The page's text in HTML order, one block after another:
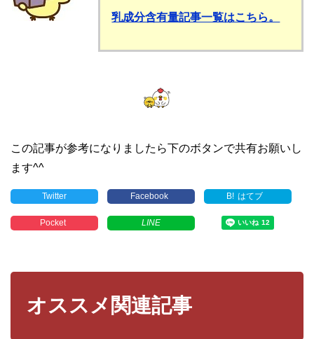
乳成分含有量記事一覧はこちら。
この記事が参考になりましたら下のボタンで共有お願いし
ます^^
Twitter Facebook B! はてブ
Pocket LINE
オススメ関連記事